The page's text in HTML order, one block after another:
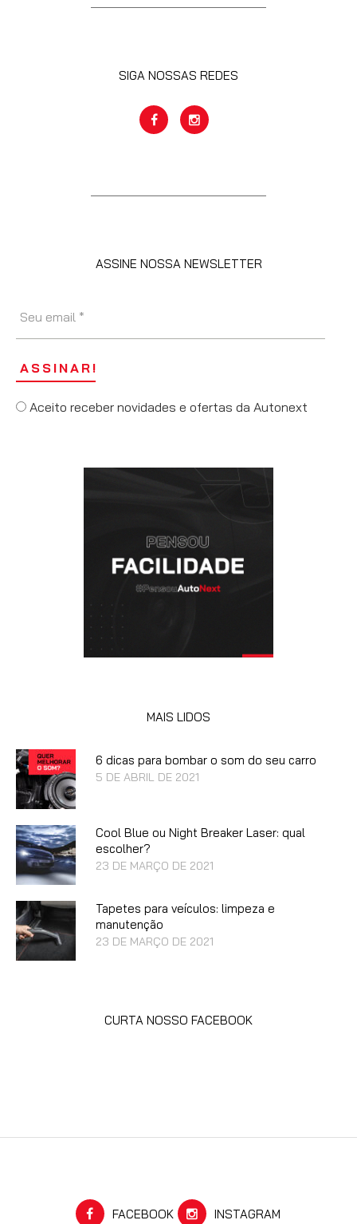
SIGA NOSSAS REDES
ASSINE NOSSA NEWSLETTER
Aceito receber novidades e ofertas da Autonext
MAIS LIDOS
6 dicas para bombar o som do seu carro
5 DE ABRIL DE 2021
Cool Blue ou Night Breaker Laser: qual
escolher?
23 DE MARÇO DE 2021
Tapetes para veículos: limpeza e
manutenção
23 DE MARÇO DE 2021
CURTA NOSSO FACEBOOK
FACEBOOK INSTAGRAM